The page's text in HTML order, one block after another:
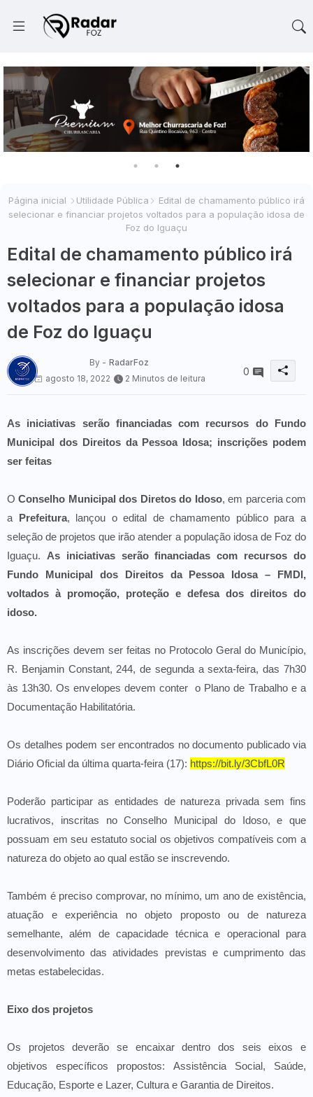
Página inicial Utilidade Pública
Edital de chamamento público irá
selecionar e financiar projetos voltados para a população idosa de
Foz do Iguaçu
Edital de chamamento público irá
selecionar e financiar projetos
voltados para a população idosa
de Foz do Iguaçu
By - RadarFoz
agosto 18, 2022
2 Minutos de leitura
0
As iniciativas serão financiadas com recursos do Fundo
Municipal dos Direitos da Pessoa Idosa; inscrições podem
ser feitas
OConselho Municipal dos Diretos do Idoso, em parceria com
a Prefeitura, lançou o edital de chamamento público para a
seleção de projetos que irão atender a população idosa de Foz do
Iguaçu. As iniciativas serão financiadas com recursos do
Fundo Municipal dos Direitos da Pessoa Idosa – FMDI,
voltados à promoção, proteção e defesa dos direitos do
idoso.
As inscrições devem ser feitas no Protocolo Geral do Município,
R. Benjamin Constant, 244, de segunda a sexta-feira, das 7h30
às 13h30. Os envelopes devem conter o Plano de Trabalho e a
Documentação Habilitatória.
Os detalhes podem ser encontrados no documento publicado via
Diário Oficial da última quarta-feira (17): https://bit.ly/3CbfL0R
Poderão participar as entidades de natureza privada sem fins
lucrativos, inscritas no Conselho Municipal do Idoso, e que
possuam em seu estatuto social os objetivos compatíveis com a
natureza do objeto ao qual estão se inscrevendo.
Também é preciso comprovar, no mínimo, um ano de existência,
atuação e experiência no objeto proposto ou de natureza
semelhante, além de capacidade técnica e operacional para
desenvolvimento das atividades previstas e cumprimento das
metas estabelecidas.
Eixo dos projetos
Os projetos deverão se encaixar dentro dos seis eixos e
objetivos específicos propostos: Assistência Social, Saúde,
Educação, Esporte e Lazer, Cultura e Garantia de Direitos.